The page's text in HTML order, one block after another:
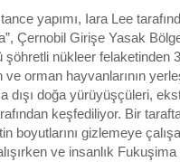
yapımı, Iara Lee
Çernobil Girişe Yasak
şöhretli nükleer felaketinden
ve orman hayvanlarının
dışı doğa yürüyüşçüleri,
keşfediliyor. Bir
boyutlarını gizlemeye
ve insanlık